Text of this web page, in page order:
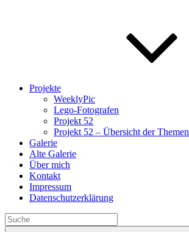
Projekte
WeeklyPic
Lego-Fotografen
Projekt 52
Projekt 52 – Übersicht der Themen
Galerie
Alte Galerie
Über mich
Kontakt
Impressum
Datenschutzerklärung
Search
for: